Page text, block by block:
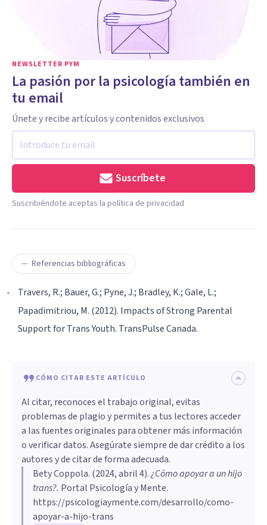
NEWSLETTER PYM
La pasión por la psicología también en
tu email
Únete y recibe artículos y contenidos exclusivos
Suscríbete
Suscribiéndote aceptas la política de privacidad
Referencias bibliográficas
Travers, R.; Bauer, G.; Pyne, J.; Bradley, K.; Gale, L.;
Papadimitriou, M. (2012). Impacts of Strong Parental
Support for Trans Youth. TransPulse Canada.
CÓMO CITAR ESTE ARTÍCULO
Al citar, reconoces el trabajo original, evitas
problemas de plagio y permites a tus lectores acceder
a las fuentes originales para obtener más información
o verificar datos. Asegúrate siempre de dar crédito a los
autores y de citar de forma adecuada.
Bety Coppola. (2024, abril 4).¿Cómo apoyar a un hijo
trans?. Portal Psicología y Mente.
https://psicologiaymente.com/desarrollo/como-
apoyar-a-hijo-trans